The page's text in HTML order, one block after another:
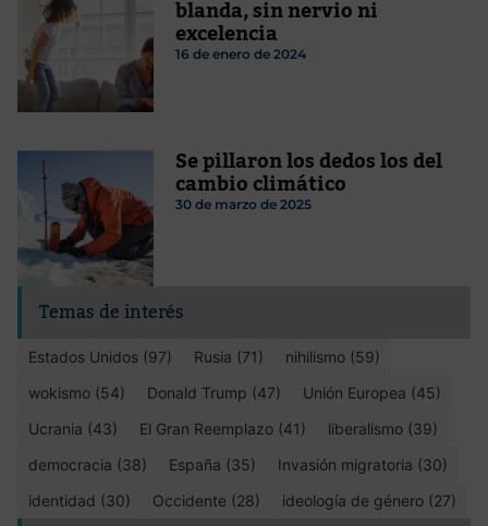
blanda, sin nervio ni
excelencia
16 de enero de 2024
Se pillaron los dedos los del
cambio climático
30 de marzo de 2025
Temas de interés
Estados Unidos (97) Rusia (71)
nihilismo (59)
wokismo (54)
Donald Trump (47)
Unión Europea (45)
Ucrania (43)
El Gran Reemplazo (41)
liberalismo (39)
democracia (38)
España (35)
Invasión migratoria (30)
identidad (30)
Occidente (28) ideología de género (27)